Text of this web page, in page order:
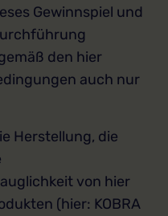
Gewinnspiel und
den hier
auch nur
Herstellung, die
von hier
(hier: KOBRA